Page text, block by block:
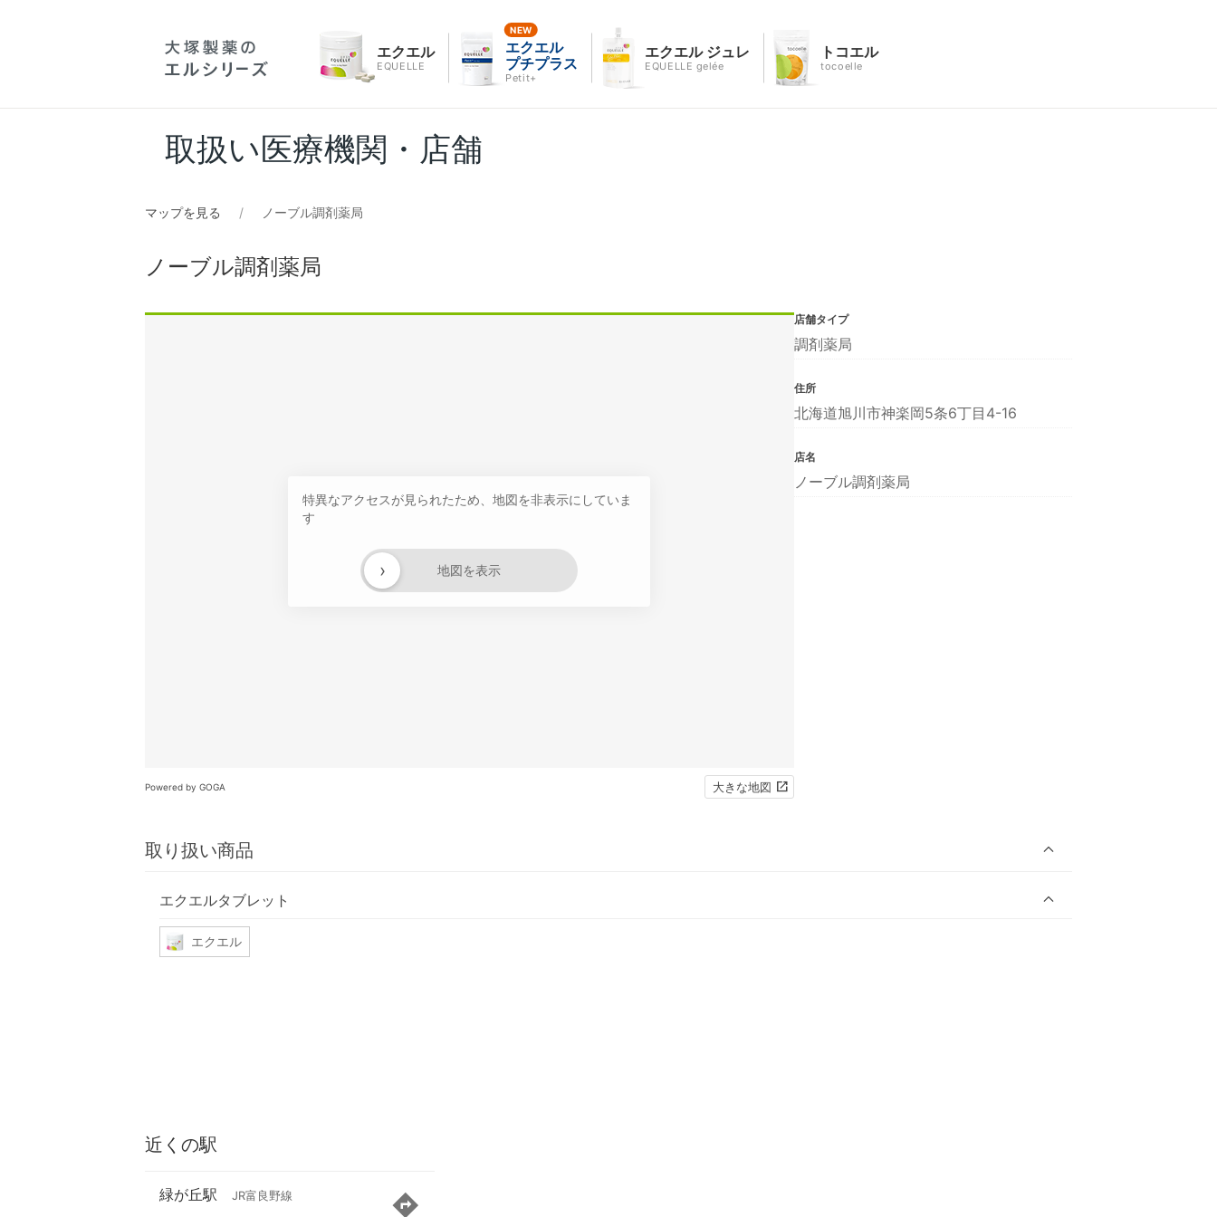
エクエル
EQUELLE
エクエル
プチプラス
Petit+
エクエル ジュレ
EQUELLE gelée
トコエル
tocoelle
取扱い医療機関・店舗
マップを見る ノーブル調剤薬局
ノーブル調剤薬局
特異なアクセスが見られたため、地図を非表示にしていま
す
地図を表示
›
Powered by GOGA 大きな地図
取り扱い商品
エクエルタブレット
エクエル
店舗タイプ
調剤薬局
住所
北海道旭川市神楽岡5条6丁目4-16
店名
ノーブル調剤薬局
近くの駅
緑が丘駅 JR富良野線